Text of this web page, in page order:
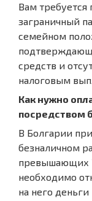
Вам
заграничный
семейном
средств и
налоговым
Как нужно
посредством
В Болгарии
безналичном
превышающих
необходимо
на него деньги